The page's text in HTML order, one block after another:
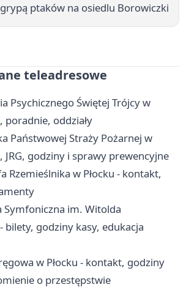
grypą ptaków na osiedlu Borowiczki
teleadresowe
Psychicznego Świętej Trójcy w
poradnie, oddziały
Państwowej Straży Pożarnej w
JRG, godziny i sprawy prewencyjne
Rzemieślnika w Płocku - kontakt,
Symfoniczna im. Witolda
bilety, godziny kasy, edukacja
w Płocku - kontakt, godziny
o przestępstwie